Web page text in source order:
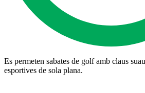
Es permeten sabates de golf amb claus
esportives de sola plana.